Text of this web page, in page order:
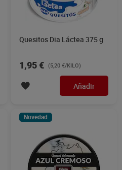
Quesitos Dia Láctea 375 g
1,95 € (5,20 €/KILO)
Añadir
Novedad